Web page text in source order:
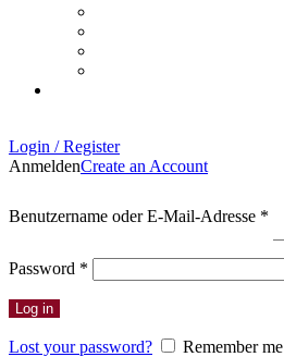
Login / Register
AnmeldenCreate an Account
Benutzername oder E-Mail-Adresse *
Password *
Log in
Lost your password? Remember me